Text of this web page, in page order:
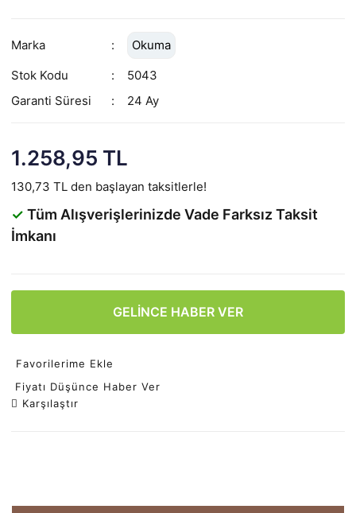
Marka
Okuma
Stok Kodu
5043
Garanti Süresi
24 Ay
1.258,95 TL
130,73 TL den başlayan taksitlerle!
✓ Tüm Alışverişlerinizde Vade Farksız Taksit
İmkanı
GELİNCE HABER VER
Favorilerime Ekle
Fiyatı Düşünce Haber Ver
Karşılaştır